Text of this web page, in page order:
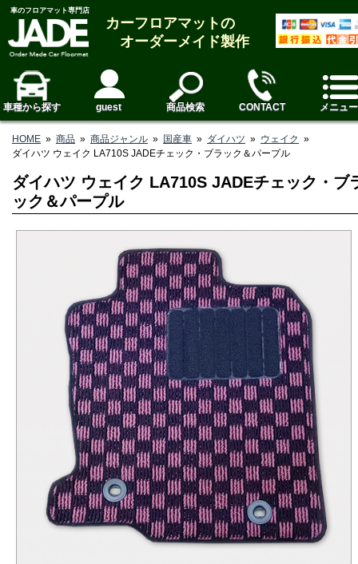
車のフロアマット専門店
カーフロアマットの
オーダーメイド製作
車種から探す guest 商品検索 CONTACT メニュー
HOME » 商品 » 商品ジャンル » 国産車 » ダイハツ » ウェイク »
ダイハツ ウェイク LA710S JADEチェック・ブラック＆パープル
ダイハツ ウェイク LA710S JADEチェック・ブ
ック＆パープル